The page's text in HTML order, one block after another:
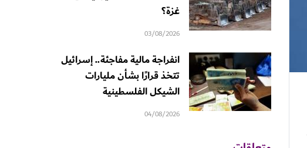
غزة؟
03/08/2026
انفراجة مالية مفاجئة.. إسرائيل
تتخذ قرارًا بشأن مليارات
الشيكل الفلسطينية
04/08/2026